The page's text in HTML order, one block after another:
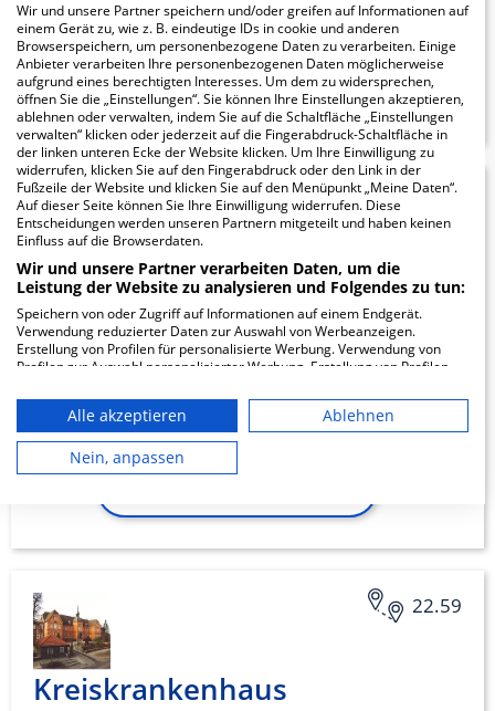
ZUM PROFIL
22.44
Evangelisches
Krankenhaus
Bethanien gGmbH, TK
Demmin
Treptower Strasse 39
22.59
Kreiskrankenhaus
Wir und unsere Partner speichern und/oder greifen auf Informationen auf
einem Gerät zu, wie z. B. eindeutige IDs in cookie und anderen
Browserspeichern, um personenbezogene Daten zu verarbeiten. Einige
Anbieter verarbeiten Ihre personenbezogenen Daten möglicherweise
aufgrund eines berechtigten Interesses. Um dem zu widersprechen,
öffnen Sie die „Einstellungen“. Sie können Ihre Einstellungen akzeptieren,
ablehnen oder verwalten, indem Sie auf die Schaltfläche „Einstellungen
verwalten“ klicken oder jederzeit auf die Fingerabdruck-Schaltfläche in
der linken unteren Ecke der Website klicken. Um Ihre Einwilligung zu
widerrufen, klicken Sie auf den Fingerabdruck oder den Link in der
Fußzeile der Website und klicken Sie auf den Menüpunkt „Meine Daten“.
Auf dieser Seite können Sie Ihre Einwilligung widerrufen. Diese
Entscheidungen werden unseren Partnern mitgeteilt und haben keinen
Einfluss auf die Browserdaten.
Wir und unsere Partner verarbeiten Daten, um die
Leistung der Website zu analysieren und Folgendes zu tun:
Speichern von oder Zugriff auf Informationen auf einem Endgerät.
Verwendung reduzierter Daten zur Auswahl von Werbeanzeigen.
Erstellung von Profilen für personalisierte Werbung. Verwendung von
Profilen zur Auswahl personalisierter Werbung. Erstellung von Profilen
personalisierter Inhalte. Messung der Werbeleistung. Messung der
Performance von Inhalten. Analyse von Zielgruppen durch Statistiken
oder Kombinationen von Daten aus verschiedenen Quellen. Entwicklung
und Verbesserung der Angebote. Verwendung reduzierter Daten zur
Auswahl von Inhalten.
die USA gesendet werden.
Website/App.
Wir nutzen Ihre Daten für folgende Zwecke:
IAB-Verarbeitungszwecke:
Speichern von oder Zugriff auf
Informationen auf einem Endgerät
Alle akzeptieren
Ablehnen
Nein, anpassen